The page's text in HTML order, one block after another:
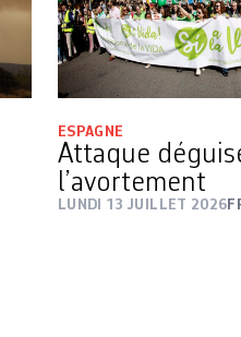
ESPAGNE
Attaque
l’avortement
LUNDI 13 JUILLET 2026